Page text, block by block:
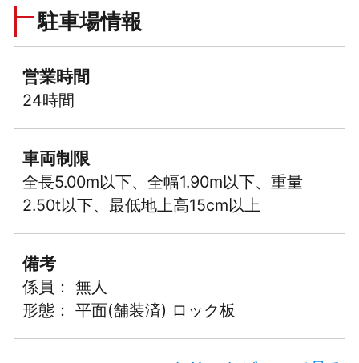
駐車場情報
営業時間
24時間
車両制限
全長5.00m以下、全幅1.90m以下、重量
2.50t以下、最低地上高15cm以上
備考
係員： 無人
形態： 平面(舗装済) ロック板